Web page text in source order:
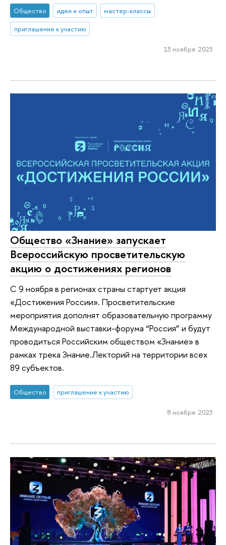
Общество идеи и опыт
мастер-классы
приглашение к участию
13 ноября 2023
Общество «Знание» запускает
Всероссийскую просветительскую
акцию о достижениях регионов
С 9 ноября в регионах страны стартует акция
«Достижения России». Просветительские
мероприятия дополнят образовательную программу
Международной выставки-форума “Россия” и будут
проводиться Российским обществом «Знание» в
рамках трека Знание.Лекторий на территории всех
89 субъектов.
Общество приглашение к участию
8 ноября 2023